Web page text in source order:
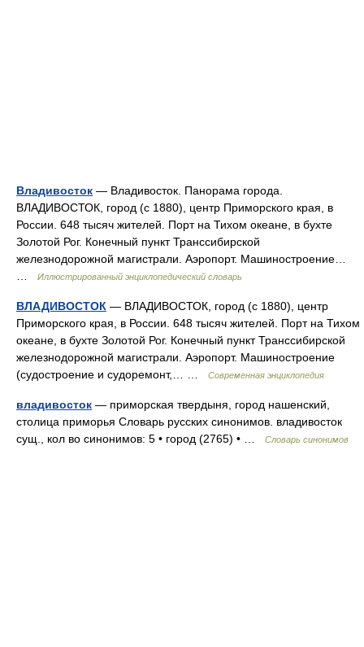
Владивосток — Владивосток. Панорама города.
ВЛАДИВОСТОК, город (с 1880), центр Приморского края, в
России. 648 тысяч жителей. Порт на Тихом океане, в бухте
Золотой Рог. Конечный пункт Транссибирской
железнодорожной магистрали. Аэропорт. Машиностроение…
Иллюстрированный энциклопедический словарь
ВЛАДИВОСТОК — ВЛАДИВОСТОК, город (с 1880), центр
Приморского края, в России. 648 тысяч жителей. Порт на Тихом
океане, в бухте Золотой Рог. Конечный пункт Транссибирской
железнодорожной магистрали. Аэропорт. Машиностроение
(судостроение и судоремонт,… …
Современная энциклопедия
владивосток — приморская твердыня, город нашенский,
столица приморья Словарь русских синонимов. владивосток
сущ., кол во синонимов: 5 • город (2765) • …
Словарь синонимов